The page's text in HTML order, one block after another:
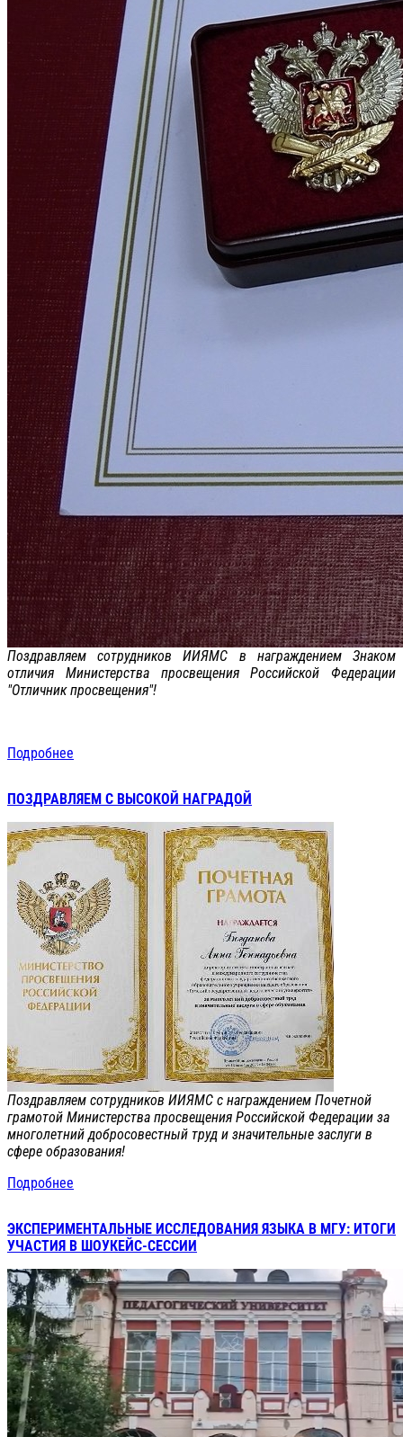
Поздравляем сотрудников ИИЯМС в награждением Знаком
отличия Министерства просвещения Российской Федерации
"Отличник просвещения"!
Подробнее
ПОЗДРАВЛЯЕМ С ВЫСОКОЙ НАГРАДОЙ
Поздравляем сотрудников ИИЯМС с награждением Почетной
грамотой Министерства просвещения Российской Федерации за
многолетний добросовестный труд и значительные заслуги в
сфере образования!
Подробнее
ЭКСПЕРИМЕНТАЛЬНЫЕ ИССЛЕДОВАНИЯ ЯЗЫКА В МГУ: ИТОГИ
УЧАСТИЯ В ШОУКЕЙС-СЕССИИ